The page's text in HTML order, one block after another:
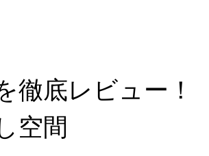
徹底レビュー！
空間